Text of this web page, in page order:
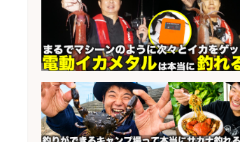
会社名 UTグループ株式会社
sponsored by 求人ボックス
未経験歓迎/釣り具メーカーでのル
ート営業/釣りや釣具などの知識必
須/残業なし
会社名 株式会社天龍